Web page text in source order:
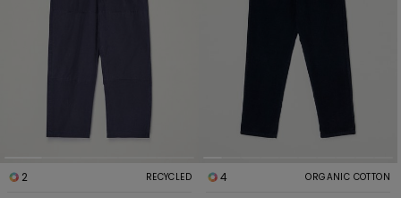
2 RECYCLED 4 ORGANIC COTTON